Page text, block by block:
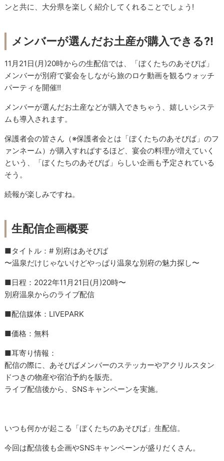
ンと共に、大分県を楽しく紹介してくれることでしょう!
メンバーが選んだお土産が購入できる?!
11月21日(月)20時からの生配信では、「ぼくたちのあそびば」
メンバーが別府で宴会をしながら旅のロケ動画を観るウォッチ
パーティを開催!!
メンバーが選んだお土産などが購入できちゃう、嬉しいシステ
ムも導入されます。
保護者会の皆さん（※保護者会とは「ぼくたちのあそびば」のフ
ァンネーム）が購入すればするほど、宴会の料理が増えていく
という、「ぼくたちのあそびば」らしい企画も予定されている
そう。
続報が楽しみですね。
生配信企画概要
■タイトル：# 別府はあそびば
〜温泉だけじゃないけどやっぱり温泉な別府の魅力探し〜
■日程：2022年11月21日(月)20時〜
別府温泉からのライブ配信
■配信媒体：LIVEPARK
■価格：無料
■耳寄り情報：
配信の際に、あそびばメンバーのステッカーやアクリルスタン
ドつきの物産や宿泊予約を販売。
ライブ配信後から、SNSキャンペーンを実施。
いつも何かが起こる「ぼくたちのあそびば」生配信。
今回は配信後も企画やSNSキャンペーンが盛りだくさん。